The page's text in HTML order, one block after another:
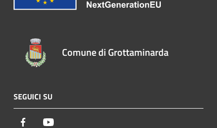
Comune di Grottaminarda
SEGUICI SU
Facebook